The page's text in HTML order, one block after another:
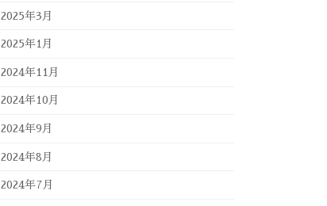
2025年3月
2025年1月
2024年11月
2024年10月
2024年9月
2024年8月
2024年7月